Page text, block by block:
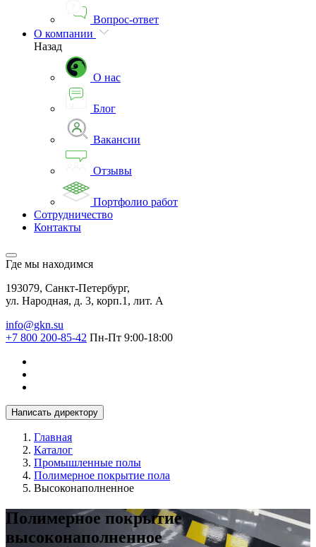
Вопрос-ответ
О компании
Назад
О нас
Блог
Вакансии
Отзывы
Портфолио работ
Сотрудничество
Контакты
Где мы находимся
193079, Санкт-Петербург,
ул. Народная, д. 3, корп.1, лит. А
info@gkn.su
+7 800 200-85-42 Пн-Пт 9:00-18:00
Написать директору
Главная
Каталог
Промышленные полы
Полимерное покрытие пола
Высоконаполненное
Полимерное покрытие
высоконаполненное